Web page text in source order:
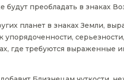
будут преобладать в знаках
планет в знаках Земли,
упорядоченности,
где требуются выраженные